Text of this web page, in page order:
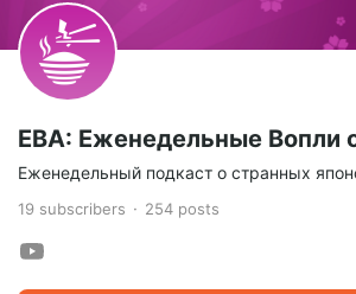
ЕВА: Еженедельные Вопли
Еженедельный подкаст о странных
19 subscribers 254 posts